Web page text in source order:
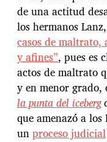
de una actitud
los hermanos
casos de maltrato,
y afines”, pues es
actos de maltrato
y en menor
la punta del iceberg
que amenazó a
unproceso judicial